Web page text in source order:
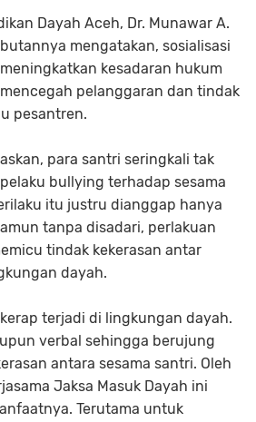
Dayah Aceh, Dr. Munawar A.
mengatakan, sosialisasi
kesadaran hukum
pelanggaran dan tindak
pesantren.
para santri seringkali tak
bullying terhadap sesama
itu justru dianggap hanya
tanpa disadari, perlakuan
tindak kekerasan antar
dayah.
terjadi di lingkungan dayah.
verbal sehingga berujung
antara sesama santri. Oleh
Jaksa Masuk Dayah ini
Terutama untuk